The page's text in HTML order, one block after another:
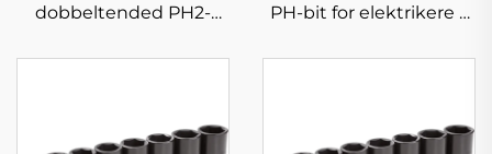
dobbeltended PH2-
impactdreverbit
PH-bit for elektrikere –
skruetråkbit